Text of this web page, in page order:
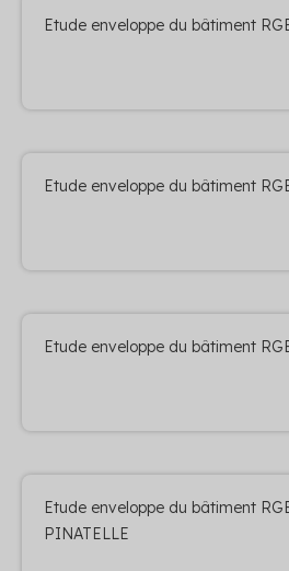
Etude enveloppe du bâtiment
Etude enveloppe du bâtiment
Etude enveloppe du bâtiment
Etude enveloppe du bâtiment
PINATELLE